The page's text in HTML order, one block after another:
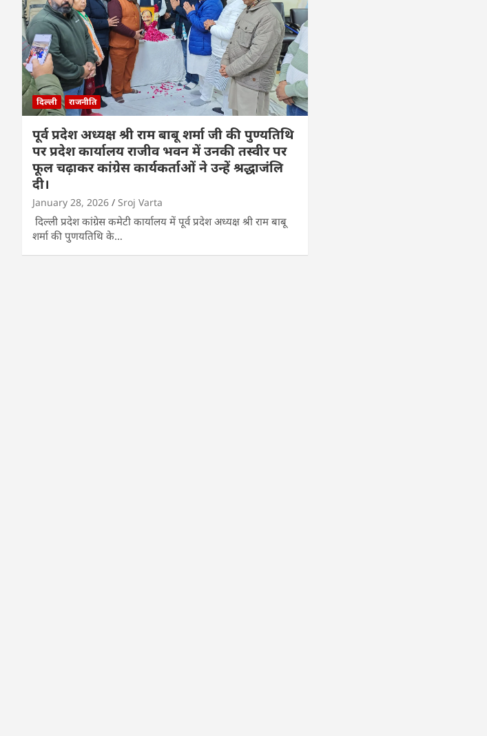
दिल्ली राजनीति
पूर्व प्रदेश अध्यक्ष श्री राम बाबू शर्मा जी की पुण्यतिथि
पर प्रदेश कार्यालय राजीव भवन में उनकी तस्वीर पर
फूल चढ़ाकर कांग्रेस कार्यकर्ताओं ने उन्हें श्रद्धाजंलि
दी।
January 28, 2026 Sroj Varta
दिल्ली प्रदेश कांग्रेस कमेटी कार्यालय में पूर्व प्रदेश अध्यक्ष श्री राम बाबू
शर्मा की पुणयतिथि के…